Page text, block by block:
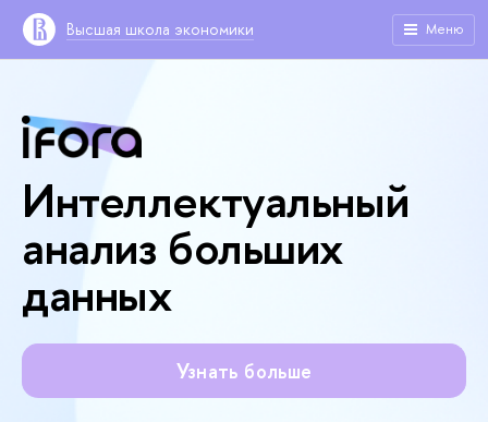
Высшая школа экономики Меню
Интеллектуальный
анализ больших
данных
Узнать больше